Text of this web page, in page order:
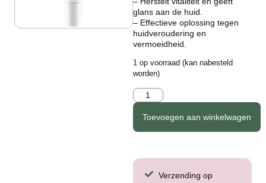
glans aan de huid.
– Effectieve oplossing tegen
huidveroudering en
vermoeidheid.
1 op voorraad (kan nabesteld
worden)
Toevoegen aan winkelwagen
Verzending op